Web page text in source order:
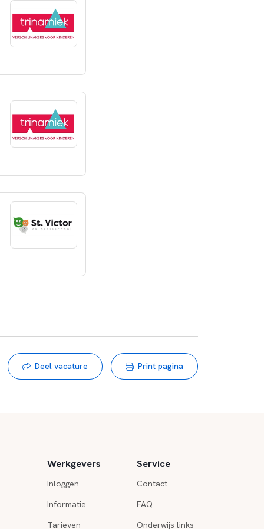
Deel vacature Print pagina
Werkgevers
Inloggen
Informatie
Tarieven
Service
Contact
FAQ
Onderwijs links